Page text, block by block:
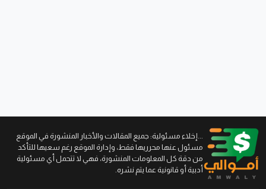
...إخلاء مسئولية: جميع المقالات والأخبار المنشورة في الموقع
مسئول عنها محرريها فقط، وإدارة الموقع رغم سعيها للتأكد
من دقة كل المعلومات المنشورة، فهي لا تتحمل أي مسئولية
أدبية أو قانونية عما يتم نشره.